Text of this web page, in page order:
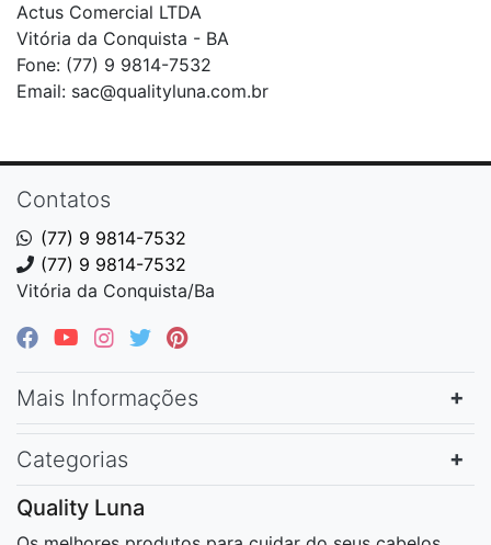
Actus Comercial LTDA
Vitória da Conquista - BA
Fone: (77) 9 9814-7532
Email: sac@qualityluna.com.br
Contatos
(77) 9 9814-7532
(77) 9 9814-7532
Vitória da Conquista/Ba
Mais Informações
Categorias
Quality Luna